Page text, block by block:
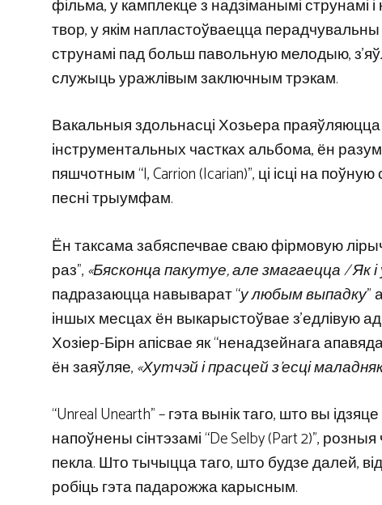
фільма, у камплекце з надзіманымі струнамі
твор, у якім напластоўваецца
струнамі пад больш павольную мелодыю,
служыць уражлівым заключным трэкам.
Вакальныя здольнасці Хозьера праяўляюцца
інструментальных частках альбома, ён
пяшчотным “I, Carrion (Icarian)”, ці ісці на
песні трыумфам.
Ён таксама забяспечвае сваю фірмовую
раз”,«Бясконца пакутуе, але змагаецца / Як
падразаюцца навыварат “у любым выпадку”
іншых месцах ён выкарыстоўвае з’едлівую
Хозіер-Бірн апісвае як “ненадзейнага
ён заяўляе,«Хутчэй і прасцей з’есці
“Unreal Unearth” – гэта вынік таго, што вы
напоўнены сінтэзамі “De Selby (Part 2)”,
пекла. Што тычыцца таго, што будзе далей,
робіць гэта падарожжа карысным.